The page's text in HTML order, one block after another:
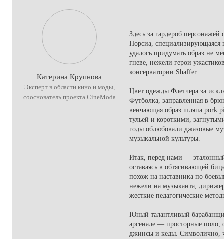
Катерина Крупнова
Эксперт в области кино и моды,
сооснователь проекта CineModa
Здесь за гардероб
Норсиа, специализирующаяся
удалось придумать образ не
гневе, нежели герои
консерватории Shaffer.
Цвет одежды Флетчера за
Футболка, заправленная в
венчающая образ шляпа pork
тульей и короткими,
годы облюбовали джазовые
музыкальной культуры.
Итак, перед нами —
оставаясь в обтягивающей
похож на наставника по
нежели на музыканта,
жесткие педагогические
Юный талантливый
арсенале — просторные поло,
джинсы и кеды. Символично,